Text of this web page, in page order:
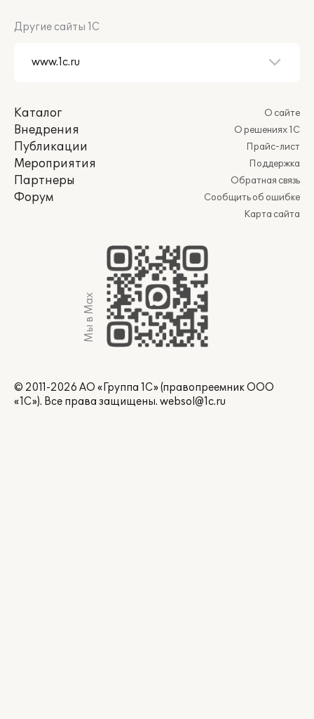
Другие сайты 1С
Каталог
Внедрения
Публикации
Мероприятия
Партнеры
Форум
О сайте
О решениях 1С
Прайс-лист
Поддержка
Обратная связь
Сообщить об ошибке
Карта сайта
Мы в Max
© 2011-2026 АО «Группа 1С» (правопреемник ООО
«1С»). Все права защищены. websol@1c.ru